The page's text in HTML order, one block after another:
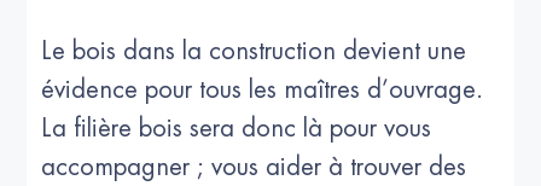
Le bois dans la construction devient une
évidence pour tous les maîtres d’ouvrage.
La filière bois sera donc là pour vous
accompagner ; vous aider à trouver des